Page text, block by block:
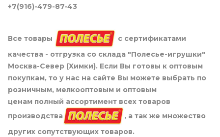
+7(916)-479-87-43
Все товары
с сертификатами
качества - отгрузка со склада "Полесье-игрушки"
Москва-Север (Химки). Если Вы готовы к оптовым
покупкам, то у нас на сайте Вы можете выбрать по
розничным, мелкооптовым и оптовым
ценам полный ассортимент всех товаров
производства
, а так же множество
других сопутствующих товаров.